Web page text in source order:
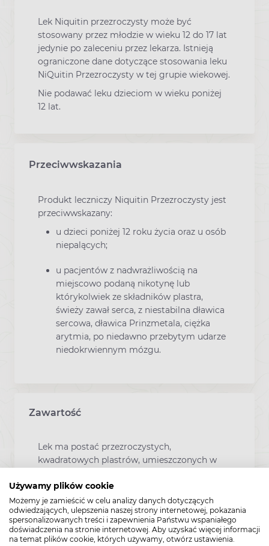
Używamy plików cookie
Możemy je zamieścić w celu analizy danych dotyczących
odwiedzających, ulepszenia naszej strony internetowej, pokazania
spersonalizowanych treści i zapewnienia Państwu wspaniałego
doświadczenia na stronie internetowej. Aby uzyskać więcej informacji
na temat plików cookie, których używamy, otwórz ustawienia.
Lek Niquitin przezroczysty może być
stosowany przez młodzie w wieku 12 do 17 lat
jedynie po zaleceniu przez lekarza. Istnieją
ograniczone dane dotyczące stosowania leku
NiQuitin Przezroczysty w tej grupie wiekowej.
Nie podawać leku dzieciom w wieku poniżej
12 lat.
Przeciwwskazania
Produkt leczniczy Niquitin Przezroczysty jest
przeciwwskazany:
u dzieci poniżej 12 roku życia oraz u osób
niepalących;
u pacjentów z nadwrażliwością na
miejscowo podaną nikotynę lub
którykolwiek ze składników plastra,
świeży zawał serca, z niestabilna dławica
sercowa, dławica Prinzmetala, ciężka
arytmia, po niedawno przebytym udarze
niedokrwiennym mózgu.
Zawartość
Lek ma postać przezroczystych,
kwadratowych plastrów, umieszczonych w
Tekturowe pudełko zawiera 7 plastrów.